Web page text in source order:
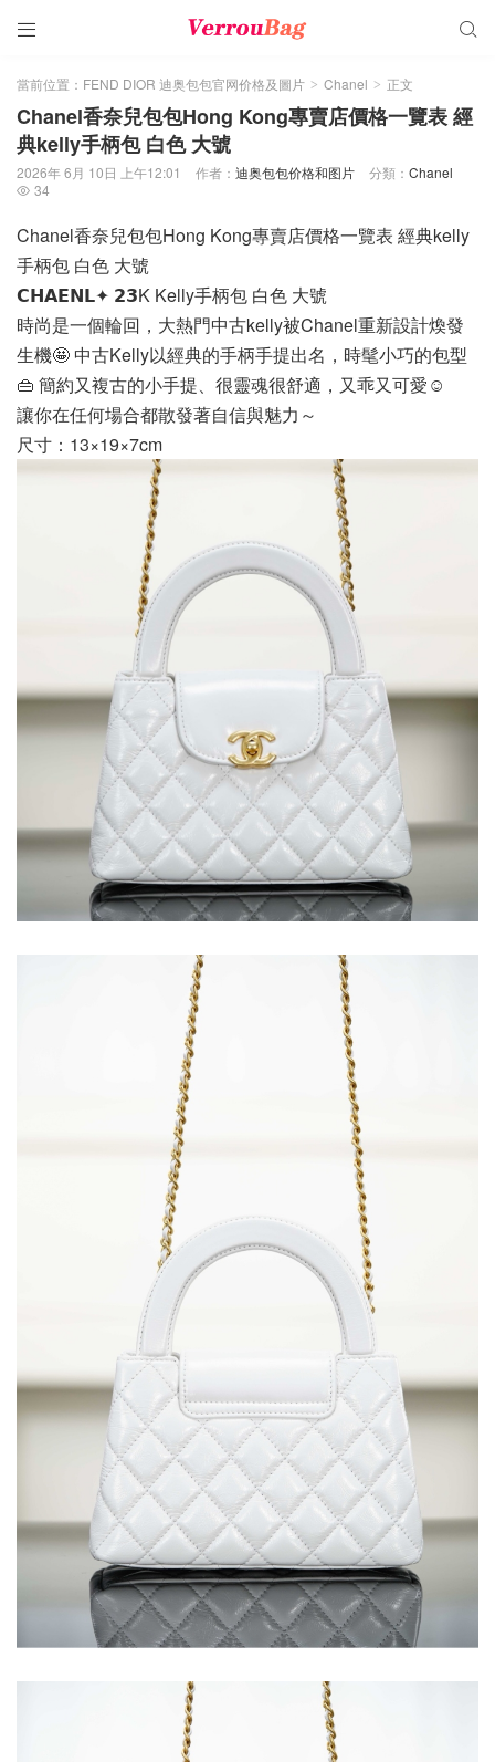
 
當前位置： FEND DIOR 迪奥包包官网价格及圖片 > Chanel > 正文
Chanel香奈兒包包Hong Kong專賣店價格一覽表 經
典kelly手柄包 白色 大號
2026年 6月 10日 上午12:01 作者： 迪奥包包价格和图片 分類： Chanel
 34
Chanel香奈兒包包Hong Kong專賣店價格一覽表 經典kelly
手柄包 白色 大號
𝗖𝗛𝗔𝗘𝗡𝗟✦ 𝟮𝟯K Kelly手柄包 白色 大號
時尚是一個輪回，大熱門中古kelly被Chanel重新設計煥發
生機🤩 中古Kelly以經典的手柄手提出名，時髦小巧的包型
👜 簡約又複古的小手提、很靈魂很舒適，又乖又可愛☺️
讓你在任何場合都散發著自信與魅力～
尺寸：13×19×7cm